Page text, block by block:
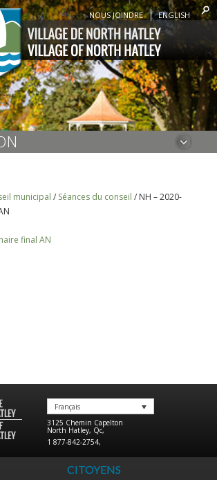
NOUS JOINDRE ENGLISH
municipal / Séances du conseil / NH – 2020-
final AN
Français
3125 Chemin Capelton
North Hatley, Qc,
1 877-842-2754,
CITOYENS